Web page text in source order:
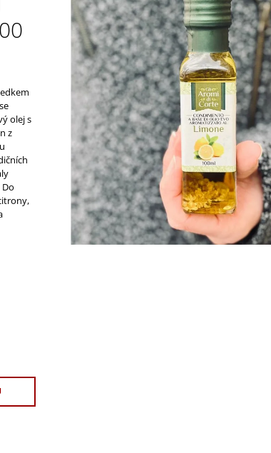
olej s
z
329 Kč